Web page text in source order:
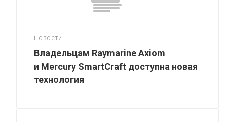
НОВОСТИ
Владельцам Raymarine Axiom
и Mercury SmartCraft доступна новая
технология